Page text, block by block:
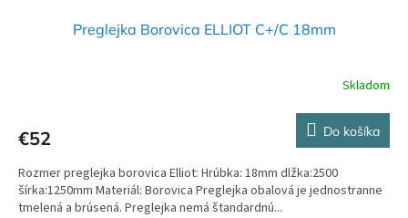
Preglejka Borovica ELLIOT C+/C 18mm
Skladom
€52 Do košíka
Rozmer preglejka borovica Elliot: Hrúbka: 18mm dlžka:2500
šírka:1250mm Materiál: Borovica Preglejka obalová je jednostranne
tmelená a brúsená. Preglejka nemá štandardnú...